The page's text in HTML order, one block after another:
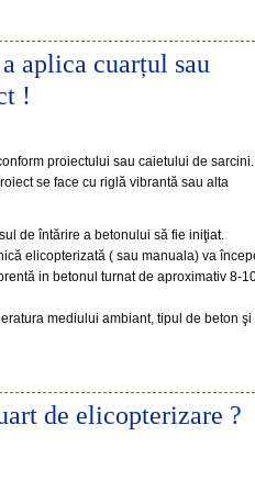
aplica cuarțul sau
!
proiectului sau caietului de sarcini.
se face cu riglă vibrantă sau alta
de întărire a betonului să fie iniţiat.
elicopterizată ( sau manuala) va
in betonul turnat de aproximativ 8-
mediului ambiant, tipul de beton şi
de elicopterizare ?